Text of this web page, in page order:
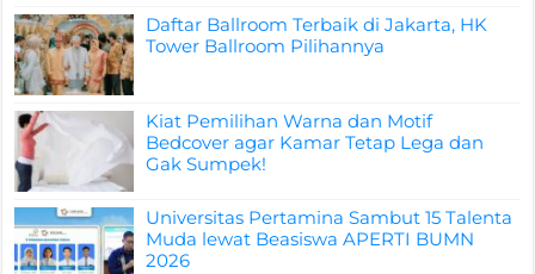
Daftar Ballroom Terbaik di Jakarta, HK
Tower Ballroom Pilihannya
Kiat Pemilihan Warna dan Motif
Bedcover agar Kamar Tetap Lega dan
Gak Sumpek!
Universitas Pertamina Sambut 15 Talenta
Muda lewat Beasiswa APERTI BUMN
2026